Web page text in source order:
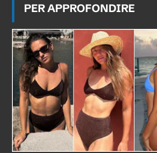
PER APPROFONDIRE